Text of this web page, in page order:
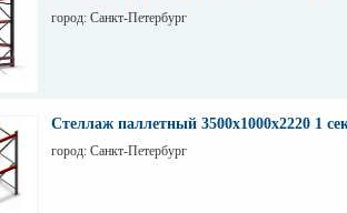
город: Санкт-Петербург
Стеллаж паллетный 3500х1000х2220 1
город: Санкт-Петербург